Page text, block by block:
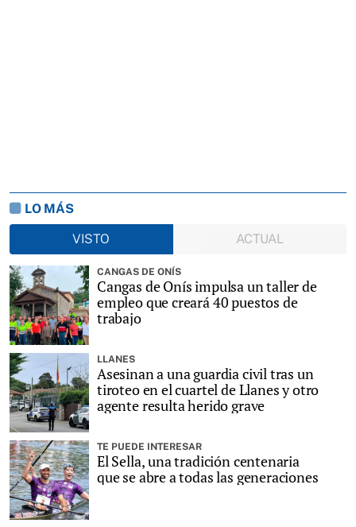
LO MÁS
VISTO
ACTUAL
CANGAS DE ONÍS
Cangas de Onís impulsa un taller de
empleo que creará 40 puestos de
trabajo
LLANES
Asesinan a una guardia civil tras un
tiroteo en el cuartel de Llanes y otro
agente resulta herido grave
TE PUEDE INTERESAR
El Sella, una tradición centenaria
que se abre a todas las generaciones